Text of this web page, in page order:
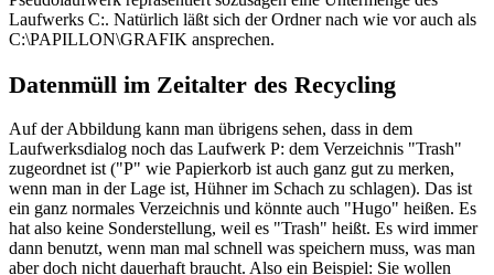
Laufwerks C:. Natürlich läßt sich der Ordner nach wie vor auch als
C:\PAPILLON\GRAFIK ansprechen.
Datenmüll im Zeitalter des Recycling
Auf der Abbildung kann man übrigens sehen, dass in dem
Laufwerksdialog noch das Laufwerk P: dem Verzeichnis "Trash"
zugeordnet ist ("P" wie Papierkorb ist auch ganz gut zu merken,
wenn man in der Lage ist, Hühner im Schach zu schlagen). Das ist
ein ganz normales Verzeichnis und könnte auch "Hugo" heißen. Es
hat also keine Sonderstellung, weil es "Trash" heißt. Es wird immer
dann benutzt, wenn man mal schnell was speichern muss, was man
aber doch nicht dauerhaft braucht. Also ein Beispiel: Sie wollen